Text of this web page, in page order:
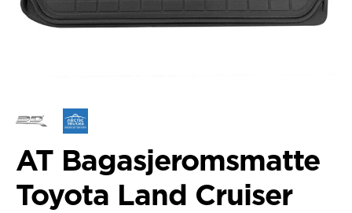
AT Bagasjeromsmatte
Toyota Land Cruiser